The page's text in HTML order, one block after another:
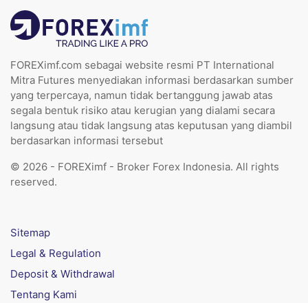
FOREXimf.com sebagai website resmi PT International
Mitra Futures menyediakan informasi berdasarkan sumber
yang terpercaya, namun tidak bertanggung jawab atas
segala bentuk risiko atau kerugian yang dialami secara
langsung atau tidak langsung atas keputusan yang diambil
berdasarkan informasi tersebut
© 2026 - FOREXimf - Broker Forex Indonesia. All rights
reserved.
Sitemap
Legal & Regulation
Deposit & Withdrawal
Tentang Kami